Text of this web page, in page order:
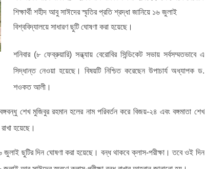
অভিযোগ,
শিক্ষার্থী শহীদ আবু সাঈদের স্মৃতির প্রতি শ্রদ্ধা জানিয়ে ১৬ জুলাই
বিশ্ববিদ্যালয়ে সাধারণ ছুটি ঘোষণা করা হয়েছে।
শনিবার (৮ ফেব্রুয়ারি) সন্ধ্যায় বেরোবির সিন্ডিকেট সভায় সর্বসম্মতভাবে এ
সিদ্ধান্ত নেওয়া হয়েছে। বিষয়টি নিশ্চিত করেছেন উপাচার্য অধ্যাপক ড.
শওকত আলী।
শেখ মুজিবুর রহমান হলের নাম পরিবর্তন করে বিজয়-২৪ এবং বঙ্গমাতা শেখ
হয়েছে।
জুলাই ছুটির দিন ঘোষণা করা হয়েছে। বন্ধ থাকবে ক্লাস-পরীক্ষা। তবে ওই দিন